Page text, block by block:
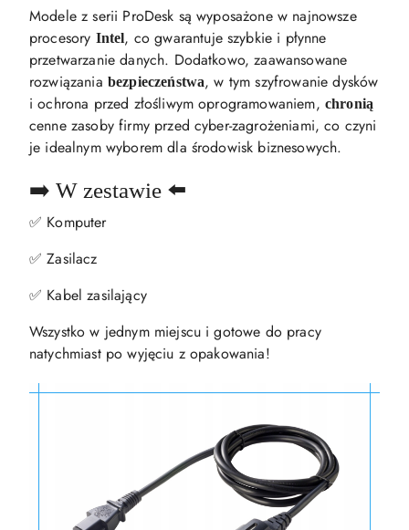
Modele z serii ProDesk są wyposażone w najnowsze
procesory Intel, co gwarantuje szybkie i płynne
przetwarzanie danych. Dodatkowo, zaawansowane
rozwiązania bezpieczeństwa, w tym szyfrowanie dysków
i ochrona przed złośliwym oprogramowaniem, chronią
cenne zasoby firmy przed cyber-zagrożeniami, co czyni
je idealnym wyborem dla środowisk biznesowych.
➡️ W zestawie ⬅️
✅ Komputer
✅ Zasilacz
✅ Kabel zasilający
Wszystko w jednym miejscu i gotowe do pracy
natychmiast po wyjęciu z opakowania!